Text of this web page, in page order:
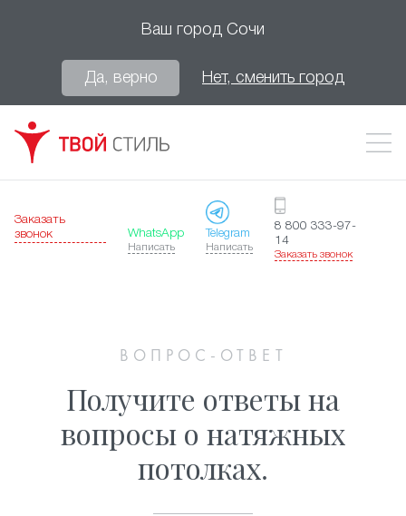
Ваш город Сочи
Да, верно Нет, сменить город
Заказать
звонок
WhatsApp
Написать
Telegram
Написать
8 800 333-97-
14
Заказать звонок
ВОПРОС-ОТВЕТ
Получите ответы на
вопросы о натяжных
потолках.